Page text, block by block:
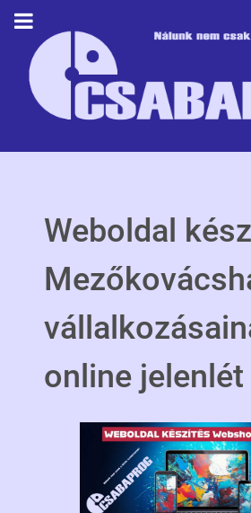
Weboldal
online jelenlét